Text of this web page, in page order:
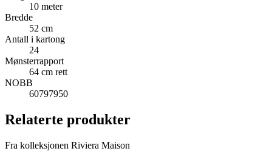
10 meter
Bredde
52 cm
Antall i kartong
24
Mønsterrapport
64 cm rett
NOBB
60797950
Relaterte produkter
Fra kolleksjonen Riviera Maison